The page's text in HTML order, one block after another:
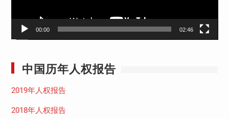
00:00 02:46
中国历年人权报告
2019年人权报告
2018年人权报告